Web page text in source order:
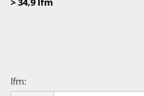
lfm: